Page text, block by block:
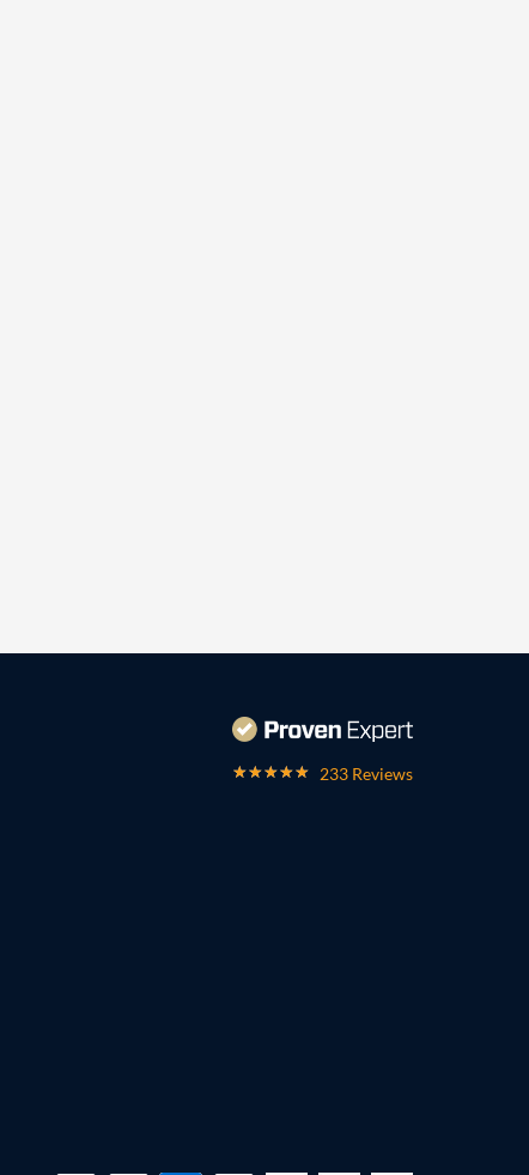
233 Reviews